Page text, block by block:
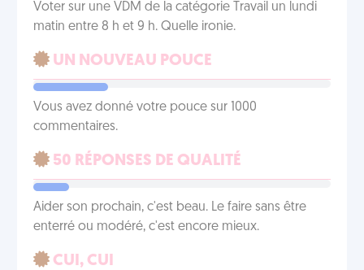
Voter sur une VDM de la catégorie Travail un lundi
matin entre 8 h et 9 h. Quelle ironie.
UN NOUVEAU POUCE
Vous avez donné votre pouce sur 1000
commentaires.
50 RÉPONSES DE QUALITÉ
Aider son prochain, c'est beau. Le faire sans être
enterré ou modéré, c'est encore mieux.
CUI, CUI